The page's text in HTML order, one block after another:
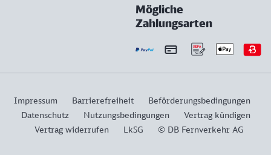
Mögliche
Zahlungsarten
Impressum Barrierefreiheit
Beförderungsbedingungen
Datenschutz
Nutzungsbedingungen
Vertrag kündigen
Vertrag widerrufen
LkSG © DB Fernverkehr AG